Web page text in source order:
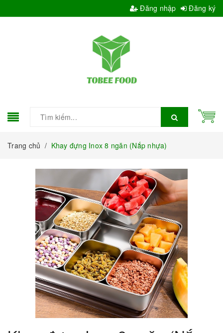
Đăng nhập Đăng ký
Trang chủ / Khay đựng Inox 8 ngăn (Nắp nhựa)